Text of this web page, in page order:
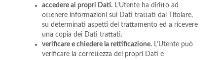
accedere ai propri Dati.L’Utente ha diritto ad
ottenere informazioni sui Dati trattati dal Titolare,
su determinati aspetti del trattamento ed a ricevere
una copia dei Dati trattati.
verificare e chiedere la rettificazione.L’Utente può
verificare la correttezza dei propri Dati e